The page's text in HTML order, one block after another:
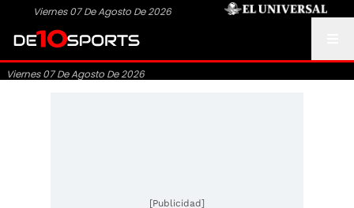
Viernes 07 De Agosto De 2026
Viernes 07 De Agosto De 2026
[Publicidad]